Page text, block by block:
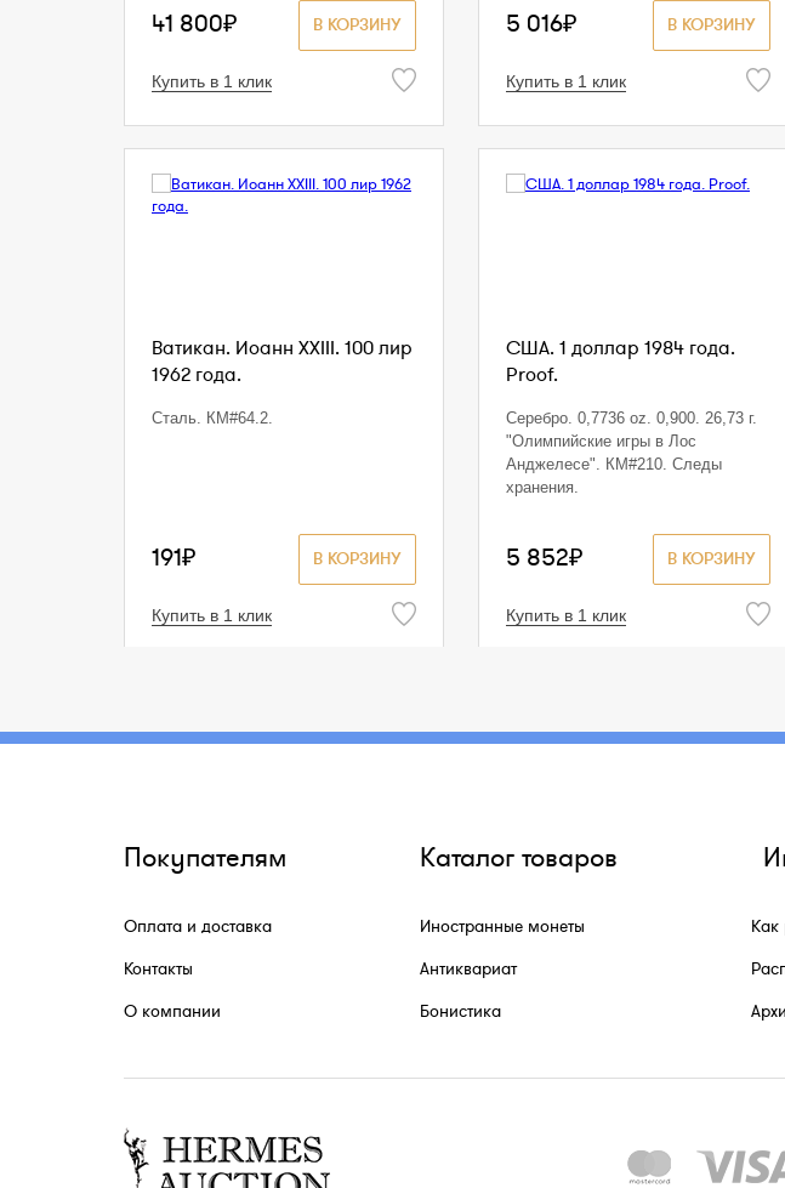
В КОРЗИНУ
41 800₽
Купить в 1 клик
В КОРЗИНУ
5 016₽
Купить в 1 клик
Ватикан. Иоанн XXIII. 100 лир
1962 года.
Сталь. КМ#64.2.
В КОРЗИНУ
191₽
Купить в 1 клик
США. 1 доллар 1984 года.
Proof.
Серебро. 0,7736 oz. 0,900. 26,73 г.
"Олимпийские игры в Лос
Анджелесе". КМ#210. Следы
хранения.
В КОРЗИНУ
5 852₽
Купить в 1 клик
Покупателям
Оплата и доставка
Контакты
О компании
Каталог товаров
Иностранные монеты
Антиквариат
Бонистика
Как